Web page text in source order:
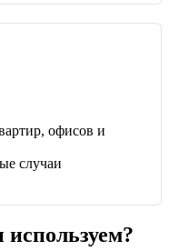
офисов и
случаи